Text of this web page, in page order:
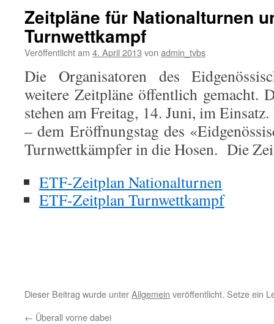
Zeitpläne für Nationalturnen
Turnwettkampf
Veröffentlicht am 4. April 2013 von admin_tvbs
Die Organisatoren des
weitere Zeitpläne öffentlich gemacht.
stehen am Freitag, 14. Juni, im
– dem Eröffnungstag des
Turnwettkämpfer in die Hosen. Die
ETF-Zeitplan Nationalturnen
ETF-Zeitplan Turnwettkampf
Dieser Beitrag wurde unterAllgemein veröffentlicht. Setze ein
← Überall vorne dabei